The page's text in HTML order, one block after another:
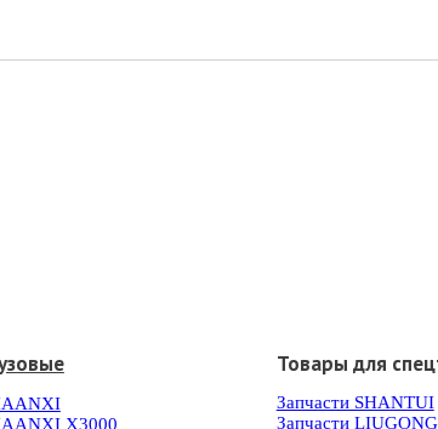
X3000
Товары для
Запчасти SHANTUI
Запчасти LIUGONG